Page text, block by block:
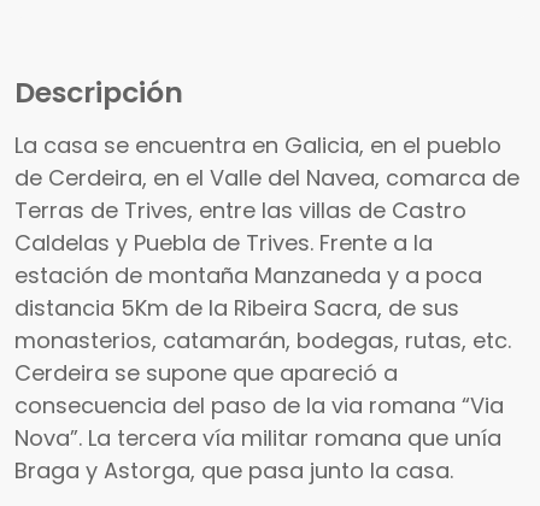
Descripción
La casa se encuentra en Galicia, en el pueblo
de Cerdeira, en el Valle del Navea, comarca de
Terras de Trives, entre las villas de Castro
Caldelas y Puebla de Trives. Frente a la
estación de montaña Manzaneda y a poca
distancia 5Km de la Ribeira Sacra, de sus
monasterios, catamarán, bodegas, rutas, etc.
Cerdeira se supone que apareció a
consecuencia del paso de la via romana “Via
Nova”. La tercera vía militar romana que unía
Braga y Astorga, que pasa junto la casa.